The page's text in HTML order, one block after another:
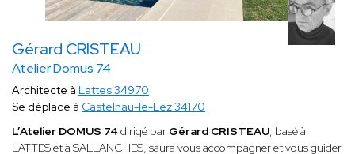
Gérard CRISTEAU
Atelier Domus 74
Architecte à Lattes 34970
Se déplace à Castelnau-le-Lez 34170
L’Atelier DOMUS 74 dirigé par Gérard CRISTEAU, basé à
LATTES et à SALLANCHES, saura vous accompagner et vous guider